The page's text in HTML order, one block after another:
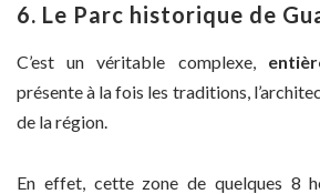
6. Le Parc historique de
C’est un véritable complexe,
présente à la fois les traditions,
de la région.
En effet, cette zone de quelques 8